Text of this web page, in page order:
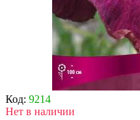
Код: 9214
Нет в наличии